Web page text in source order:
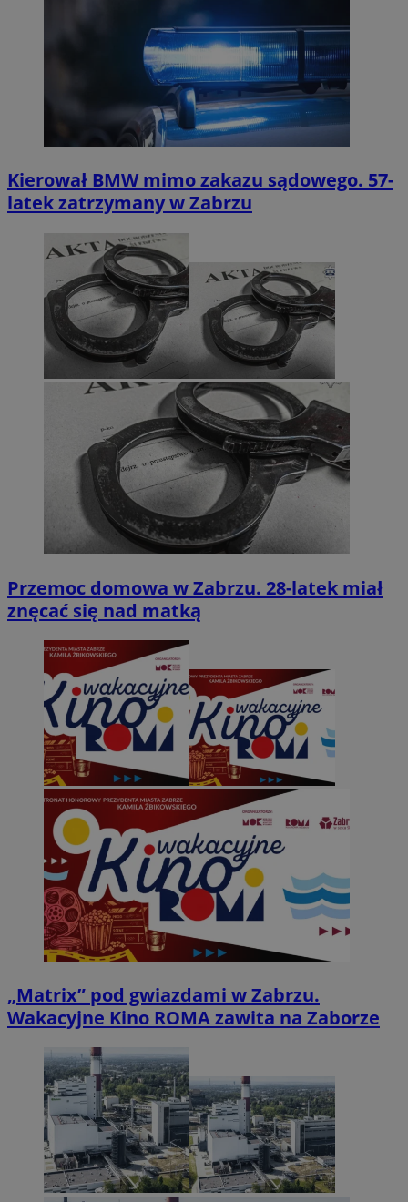
Kierował BMW mimo zakazu sądowego. 57-
latek zatrzymany w Zabrzu
Przemoc domowa w Zabrzu. 28-latek miał
znęcać się nad matką
„Matrix” pod gwiazdami w Zabrzu.
Wakacyjne Kino ROMA zawita na Zaborze